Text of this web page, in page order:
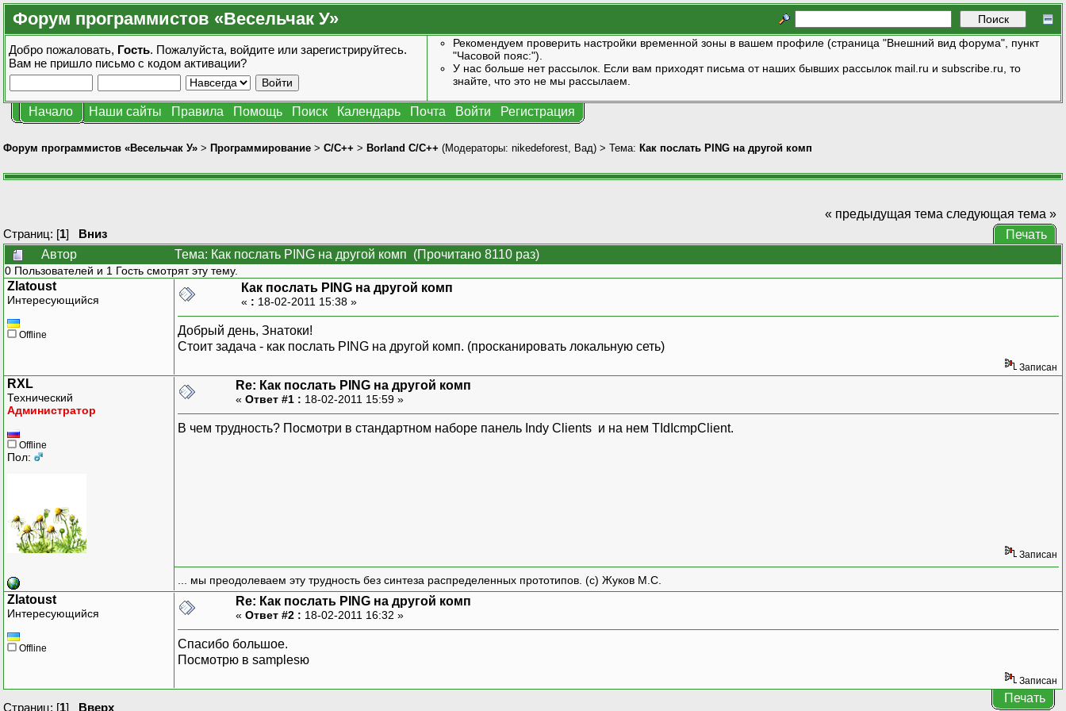
Форум программистов «Весельчак У»
Добро пожаловать, Гость. Пожалуйста, войдите или зарегистрируйтесь.
Вам не пришло письмо с кодом активации?
Рекомендуем проверить настройки временной зоны в вашем профиле (страница "Внешний вид форума", пункт
"Часовой пояс:").
У нас больше нет рассылок. Если вам приходят письма от наших бывших рассылок mail.ru и subscribe.ru, то
знайте, что это не мы рассылаем.
Начало Наши сайты Правила Помощь Поиск Календарь Почта Войти Регистрация
Форум программистов «Весельчак У» > Программирование > C/C++ > Borland C/C++ (Модераторы: nikedeforest Вад) > Тема: Как послать PING на другой комп
Страниц: [1] Вниз
« предыдущая тема следующая тема »
Печать
Автор
Тема: Как послать PING на другой комп (Прочитано 8110 раз)
0 Пользователей и 1 Гость смотрят эту тему.
Zlatoust
Интересующийся
Offline
Как послать PING на другой комп
« : 18-02-2011 15:38 »
Добрый день, Знатоки!
Стоит задача - как послать PING на другой комп. (просканировать локальную сеть)
Записан
RXL
Технический
Администратор
Offline
Пол:
Re: Как послать PING на другой комп
« Ответ #1 : 18-02-2011 15:59 »
В чем трудность? Посмотри в стандартном наборе панель Indy Clients и на нем TIdIcmpClient.
Записан
... мы преодолеваем эту трудность без синтеза распределенных прототипов. (с) Жуков М.С.
Zlatoust
Интересующийся
Offline
Re: Как послать PING на другой комп
« Ответ #2 : 18-02-2011 16:32 »
Спасибо большое.
Посмотрю в samplesю
Записан
Страниц: [1] Вверх
Печать